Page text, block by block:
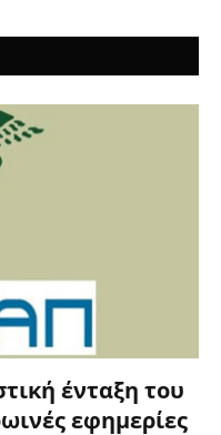
ένταξη του
εφημερίες